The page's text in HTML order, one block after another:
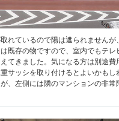
れているので陽は遮られませんが
既存の物ですので、室内でもテレ
てきました。気になる方は別途費
サッシを取り付けるとよいかもし
、左側には隣のマンションの非常